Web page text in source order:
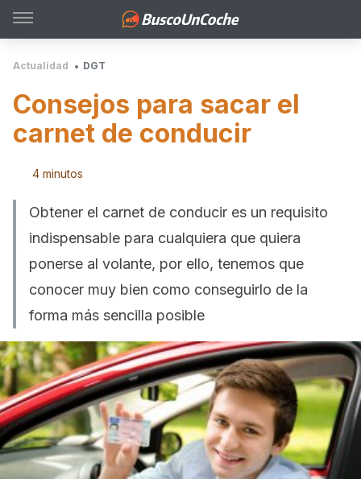
Actualidad DGT
Consejos para sacar el
carnet de conducir
4 minutos
Obtener el carnet de conducir es un requisito
indispensable para cualquiera que quiera
ponerse al volante, por ello, tenemos que
conocer muy bien como conseguirlo de la
forma más sencilla posible